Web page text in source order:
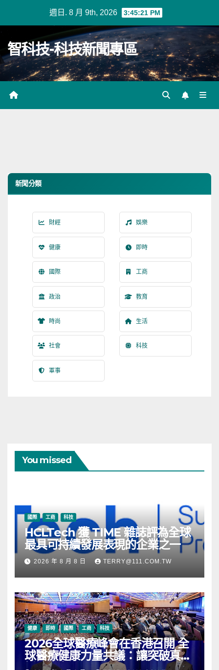
週日. 8 月 9th, 2026 3:45:21 PM
智科技-科技新聞專區
新聞分類
財經 娛樂
健康 即時
國際 工商
政治 教育
時尚 生活
社會 科技
軍事
You missed
國際 工商 科技
HCLTech 獲 TIME 雜誌評為全球
最具可持續發展表現的企業之一
2026 年 8 月 8 日 TERRY@111.COM.TW
健康 即時 國際 工商 科技
2026全球醫療峰會在香港召開 全
球醫療健康力量共議：讓突破真正